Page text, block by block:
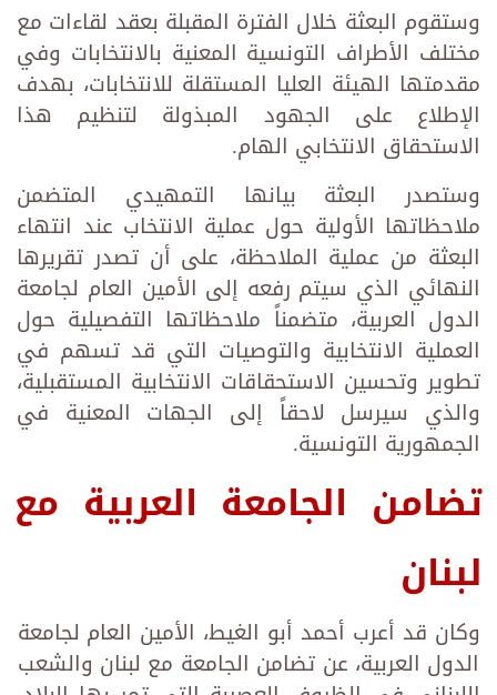
وستقوم البعثة خلال الفترة المقبلة بعقد لقاءات مع
مختلف الأطراف التونسية المعنية بالانتخابات وفي
مقدمتها الهيئة العليا المستقلة للانتخابات، بهدف
الإطلاع على الجهود المبذولة لتنظيم هذا
الاستحقاق الانتخابي الهام.
وستصدر البعثة بيانها التمهيدي المتضمن
ملاحظاتها الأولية حول عملية الانتخاب عند انتهاء
البعثة من عملية الملاحظة، على أن تصدر تقريرها
النهائي الذي سيتم رفعه إلى الأمين العام لجامعة
الدول العربية، متضمناً ملاحظاتها التفصيلية حول
العملية الانتخابية والتوصيات التي قد تسهم في
تطوير وتحسين الاستحقاقات الانتخابية المستقبلية،
والذي سيرسل لاحقاً إلى الجهات المعنية في
الجمهورية التونسية.
تضامن الجامعة العربية مع
لبنان
وكان قد أعرب أحمد أبو الغيط، الأمين العام لجامعة
الدول العربية، عن تضامن الجامعة مع لبنان والشعب